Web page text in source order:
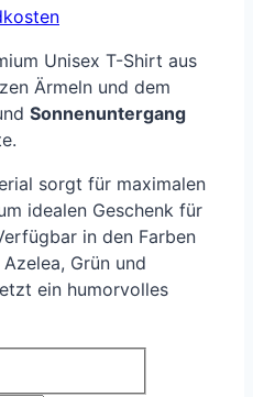
Unisex T-Shirt aus
Ärmeln und dem
Sonnenuntergang
sorgt für maximalen
idealen Geschenk für
in den Farben
Grün und
ein humorvolles